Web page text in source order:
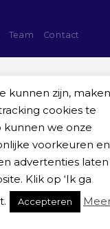
Team Contact
kunnen zijn, maken
cookies te
kunnen we onze
voorkeuren en
advertenties laten
Klik op ‘Ik ga
Accepteren